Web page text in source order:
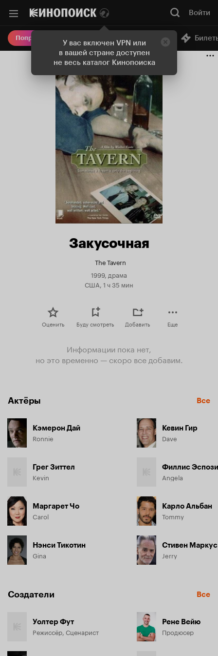
У вас включен VPN или
в вашей стране доступен
не весь каталог Кинопоиска
Войти
Попробовать Плюс Онлайн-кинотеатр
Закусочная
The Tavern
1999, драма
США, 1 ч 35 мин
Оценить Буду смотреть Добавить Еще
Информации пока нет,
но это временно — скоро все добавим.
Актёры Все
Кэмерон Дай
Ronnie
Грег Зиттел
Kevin
Маргарет Чо
Carol
Нэнси Тикотин
Gina
Кевин Гир
Dave
Филлис
Angela
Карло Альбан
Tommy
Стивен Маркус
Jerry
Создатели Все
Уолтер Фут
Режиссёр, Сценарист
Рене Вейю
Продюсер